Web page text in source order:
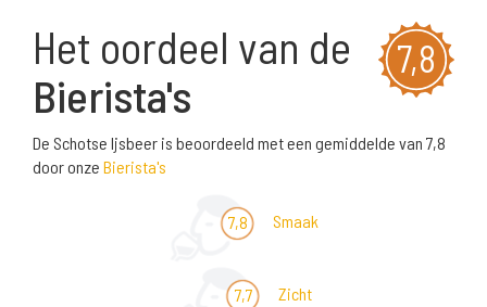
7,8
Het oordeel van de
Bierista's
De Schotse Ijsbeer is beoordeeld met een gemiddelde van 7,8
door onze Bierista's
7,8 Smaak
7,7 Zicht